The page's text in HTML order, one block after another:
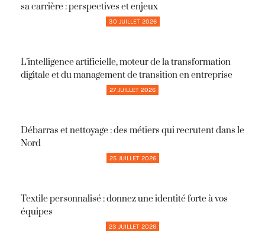
sa carrière : perspectives et enjeux
30 JUILLET 2026
L’intelligence artificielle, moteur de la transformation
digitale et du management de transition en entreprise
27 JUILLET 2026
Débarras et nettoyage : des métiers qui recrutent dans le
Nord
25 JUILLET 2026
Textile personnalisé : donnez une identité forte à vos
équipes
23 JUILLET 2026